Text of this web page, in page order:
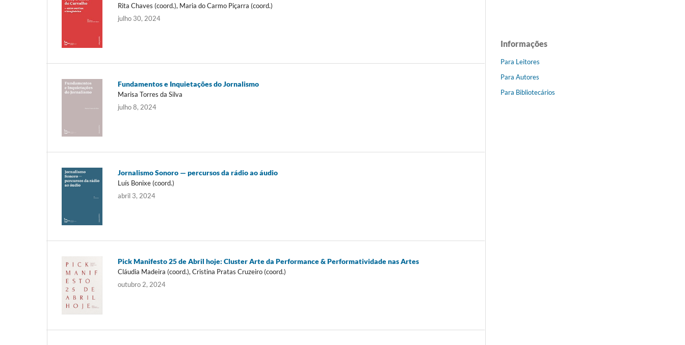
Rita Chaves (coord.), Maria do Carmo Piçarra (coord.)
julho 30, 2024
Fundamentos e Inquietações do Jornalismo
Marisa Torres da Silva
julho 8, 2024
Jornalismo Sonoro — percursos da rádio ao áudio
Luís Bonixe (coord.)
abril 3, 2024
Pick Manifesto 25 de Abril hoje: Cluster Arte da Performance & Performatividade nas Artes
Cláudia Madeira (coord.), Cristina Pratas Cruzeiro (coord.)
outubro 2, 2024
Informações
Para Leitores
Para Autores
Para Bibliotecários